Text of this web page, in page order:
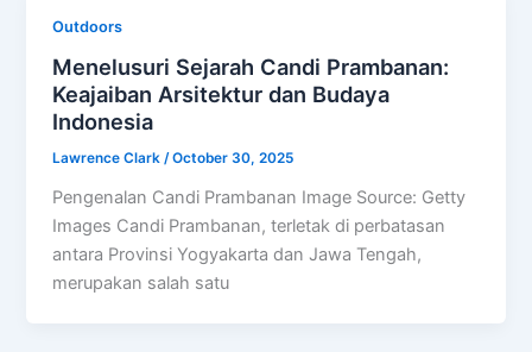
Outdoors
Menelusuri Sejarah Candi Prambanan:
Keajaiban Arsitektur dan Budaya
Indonesia
Lawrence Clark/October 30, 2025
Pengenalan Candi Prambanan Image Source: Getty
Images Candi Prambanan, terletak di perbatasan
antara Provinsi Yogyakarta dan Jawa Tengah,
merupakan salah satu